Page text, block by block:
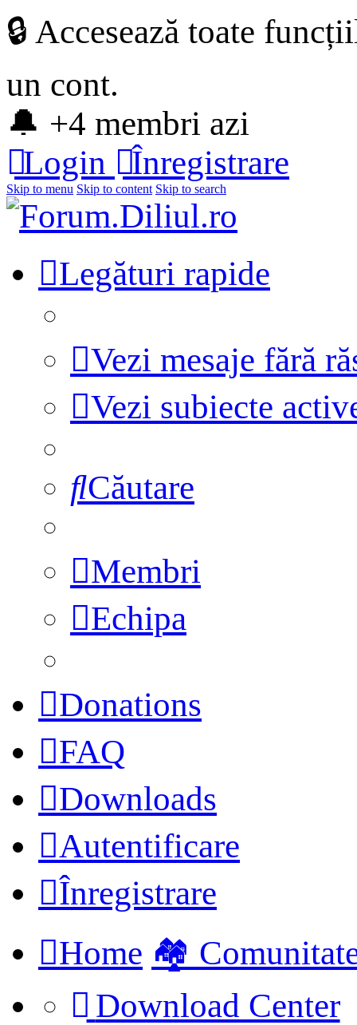
🔒 Accesează toate
un cont.
🔔 +4 membri azi
Login Înregistrare
Skip to menu Skip to content Skip to search
Legături rapide
Vezi mesaje fără
Vezi subiecte
Căutare
Membri
Echipa
Donations
FAQ
Downloads
Autentificare
Înregistrare
Home 🏘️
Download Center